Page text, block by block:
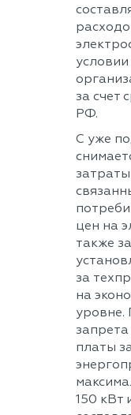
за счет
РФ.
С уже
цен на
также
за
на
уровне.
платы
150 кВт